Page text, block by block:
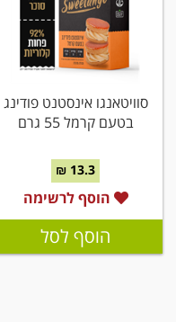
סוויטאנגו אינסטנט פודינג
בטעם קרמל 55 גרם
13.3 ₪
הוסף לרשימה
הוסף לסל